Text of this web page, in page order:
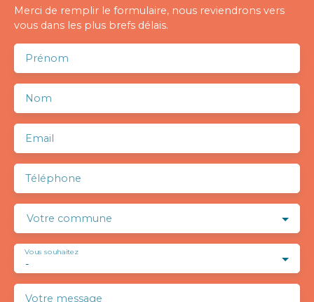
Merci de remplir le formulaire, nous reviendrons vers
vous dans les plus brefs délais.
Prénom
Nom
Email
Téléphone
Votre commune
-
Vous souhaitez
Votre message